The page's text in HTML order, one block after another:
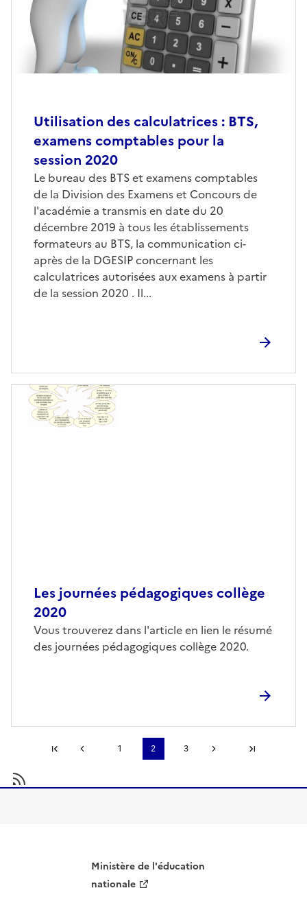
Utilisation des calculatrices : BTS,
examens comptables pour la
session 2020
Le bureau des BTS et examens comptables
de la Division des Examens et Concours de
l'académie a transmis en date du 20
décembre 2019 à tous les établissements
formateurs au BTS, la communication ci-
après de la DGESIP concernant les
calculatrices autorisées aux examens à partir
de la session 2020 . Il...
Les journées pédagogiques collège
2020
Vous trouverez dans l'article en lien le résumé
des journées pédagogiques collège 2020.
Première page1 2 3
Page suivanteDernière page
Ministère de l'éducation
nationale